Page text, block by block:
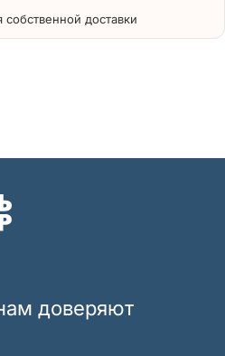
доставки
доверяют